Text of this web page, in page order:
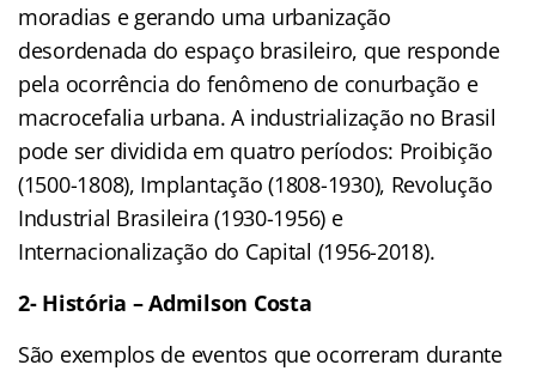
moradias e gerando uma urbanização
desordenada do espaço brasileiro, que responde
pela ocorrência do fenômeno de conurbação e
macrocefalia urbana. A industrialização no Brasil
pode ser dividida em quatro períodos: Proibição
(1500-1808), Implantação (1808-1930), Revolução
Industrial Brasileira (1930-1956) e
Internacionalização do Capital (1956-2018).
2- História – Admilson Costa
São exemplos de eventos que ocorreram durante